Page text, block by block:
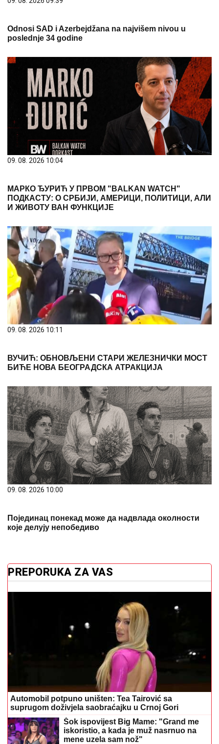
Odnosi SAD i Azerbejdžana na najvišem nivou u
poslednje 34 godine
09. 08. 2026 10:04
МАРКО ЂУРИЋ У ПРВОМ "BALKAN WATCH"
ПОДКАСТУ: О СРБИЈИ, АМЕРИЦИ, ПОЛИТИЦИ, АЛИ
И ЖИВОТУ ВАН ФУНКЦИЈЕ
09. 08. 2026 10:11
ВУЧИЋ: ОБНОВЉЕНИ СТАРИ ЖЕЛЕЗНИЧКИ МОСТ
БИЋЕ НОВА БЕОГРАДСКА АТРАКЦИЈА
09. 08. 2026 10:00
Појединац понекад може да надвлада околности
које делују непобедиво
PREPORUKA ZA VAS
Automobil potpuno uništen: Tea Tairović sa
suprugom doživjela saobraćajku u Crnoj Gori
Šok ispovijest Big Mame: "Grand me
iskoristio, a kada je muž nasrnuo na
mene uzela sam nož"